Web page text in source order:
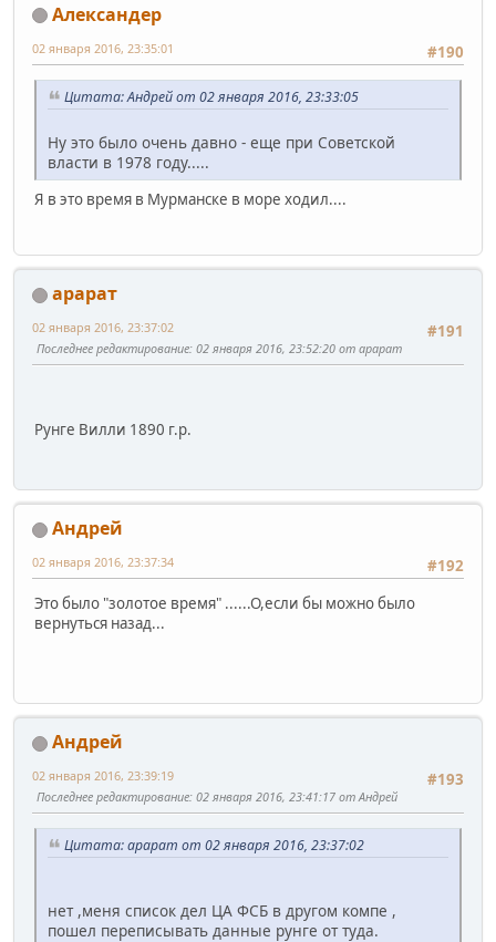
Александер
#190
02 января 2016, 23:35:01
Цитата: Андрей от 02 января 2016, 23:33:05
Ну это было очень давно - еще при Советской
власти в 1978 году.....
Я в это время в Мурманске в море ходил....
арарат
#191
02 января 2016, 23:37:02
Последнее редактирование: 02 января 2016, 23:52:20 от арарат
Рунге Вилли 1890 г.р.
Андрей
#192
02 января 2016, 23:37:34
Это было "золотое время" ......О,если бы можно было
вернуться назад...
Андрей
#193
02 января 2016, 23:39:19
Последнее редактирование: 02 января 2016, 23:41:17 от Андрей
Цитата: арарат от 02 января 2016, 23:37:02
нет ,меня список дел ЦА ФСБ в другом компе ,
пошел переписывать данные рунге от туда.